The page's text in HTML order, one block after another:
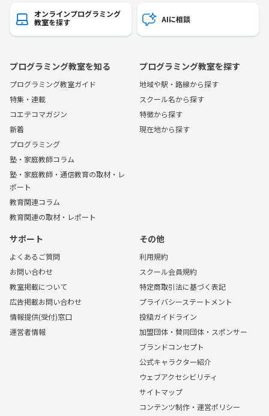
オンラインプログラミング
教室を探す
AIに相談
プログラミング教室を知る
プログラミング教室ガイド
特集・連載
コエテコマガジン
新着
プログラミング
塾・家庭教師コラム
塾・家庭教師・通信教育の取材・レ
ポート
教育関連コラム
教育関連の取材・レポート
プログラミング教室を探す
地域や駅・路線から探す
スクール名から探す
特徴から探す
現在地から探す
サポート
よくあるご質問
お問い合わせ
教室掲載について
広告掲載お問い合わせ
情報提供(受付)窓口
運営者情報
その他
利用規約
スクール会員規約
特定商取引法に基づく表記
プライバシーステートメント
投稿ガイドライン
加盟団体・賛同団体・スポンサー
ブランドコンセプト
公式キャラクター紹介
ウェブアクセシビリティ
サイトマップ
コンテンツ制作・運営ポリシー